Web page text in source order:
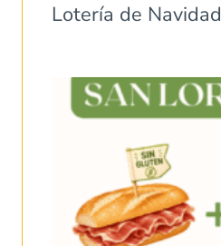
Lotería de Navidad